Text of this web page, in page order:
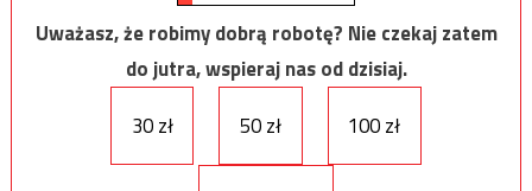
Uważasz, że robimy dobrą robotę? Nie czekaj zatem
do jutra, wspieraj nas od dzisiaj.
30 zł
50 zł 100 zł